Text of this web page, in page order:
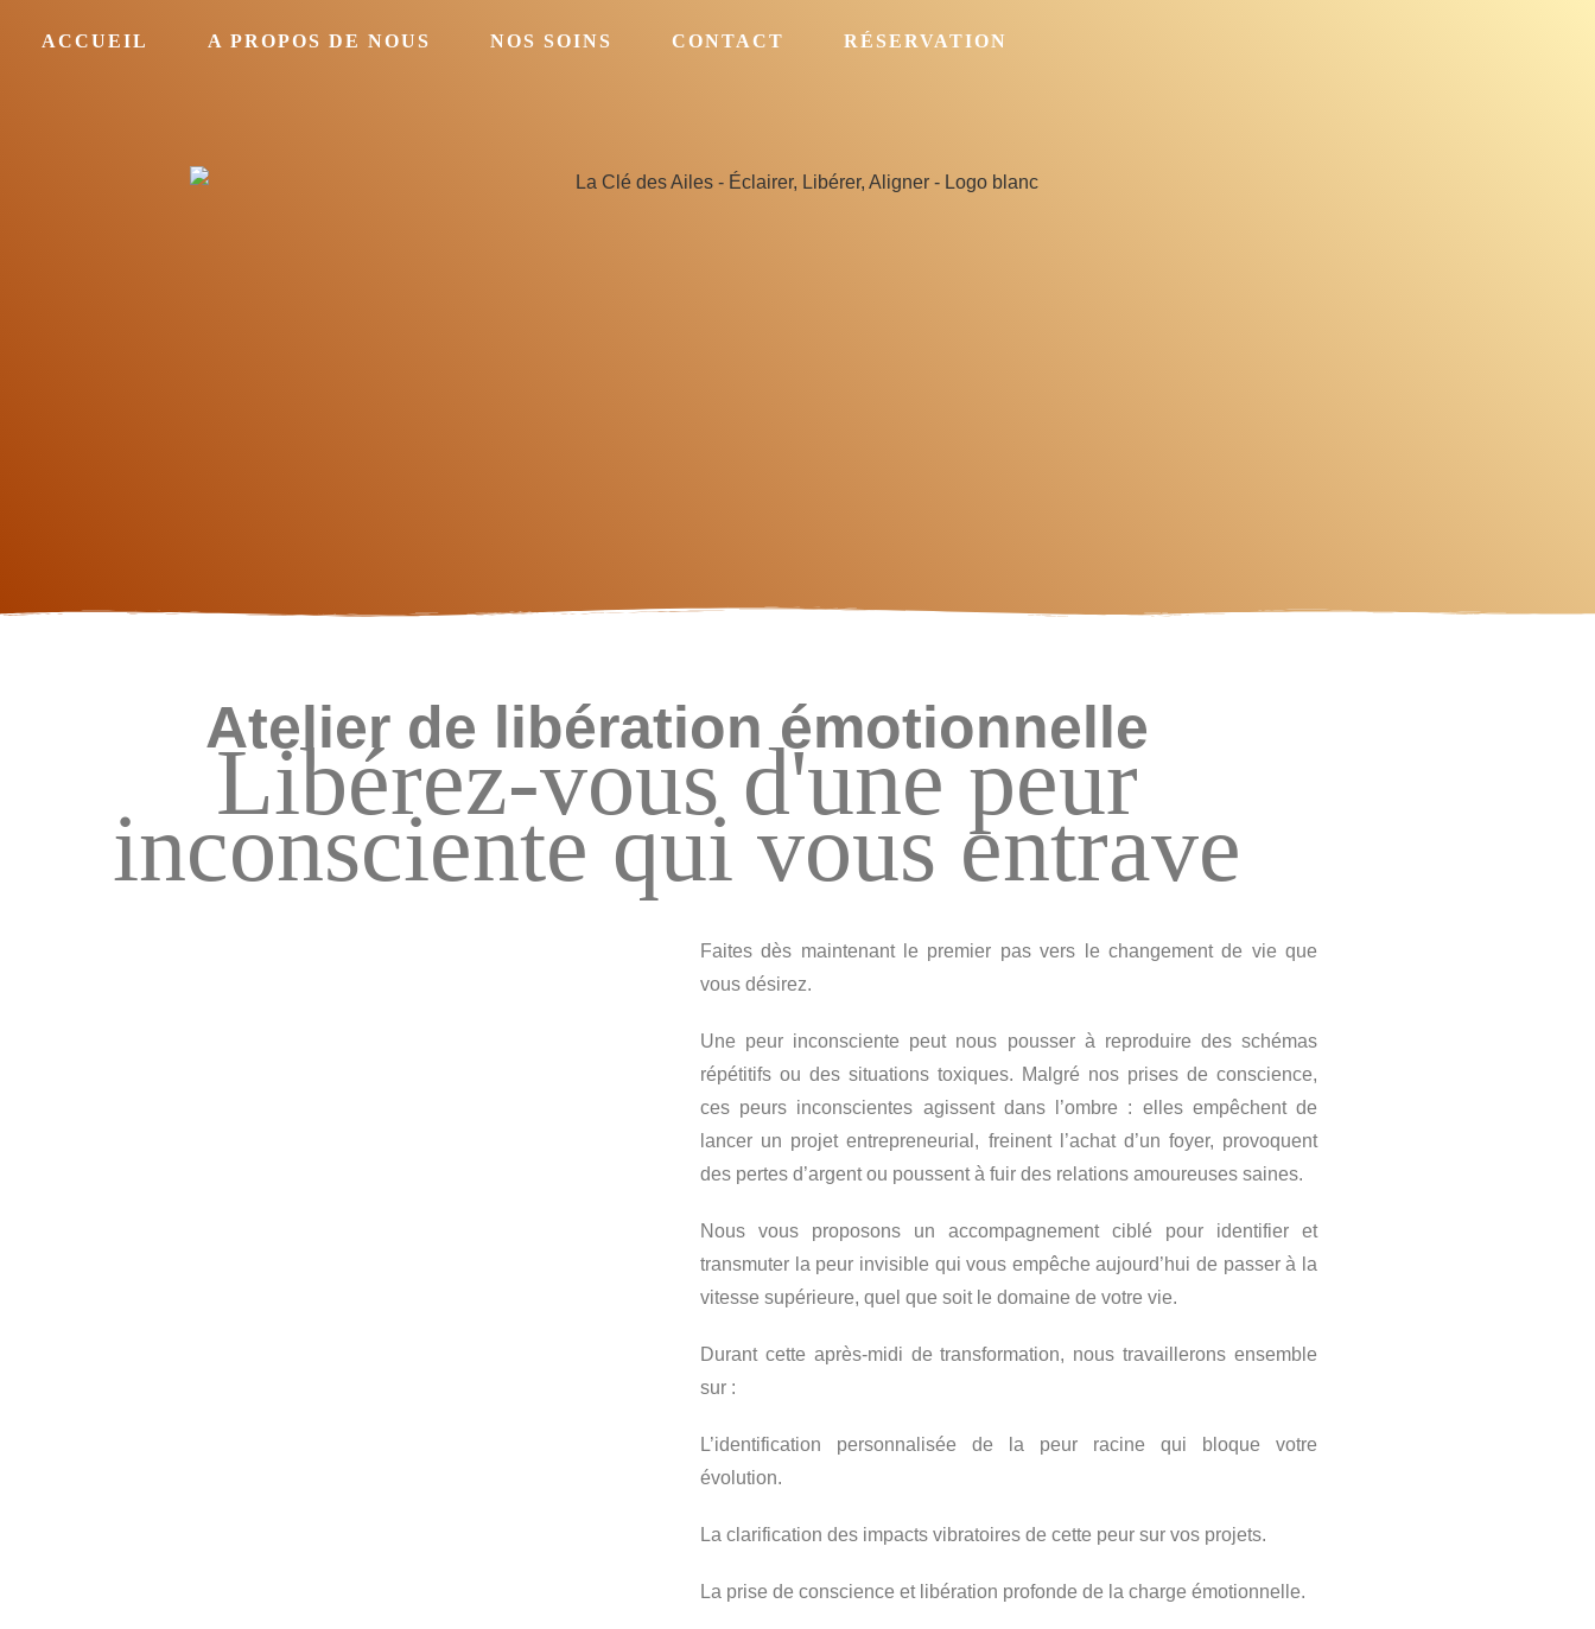
ACCUEIL A PROPOS DE NOUS NOS SOINS CONTACT RÉSERVATION
Atelier de libération émotionnelle
Libérez-vous d'une peur
inconsciente qui vous entrave
Faites dès maintenant le premier pas vers le changement de vie que
vous désirez.
Une peur inconsciente peut nous pousser à reproduire des schémas
répétitifs ou des situations toxiques. Malgré nos prises de conscience,
ces peurs inconscientes agissent dans l’ombre : elles empêchent de
lancer un projet entrepreneurial, freinent l’achat d’un foyer, provoquent
des pertes d’argent ou poussent à fuir des relations amoureuses saines.
Nous vous proposons un accompagnement ciblé pour identifier et
transmuter la peur invisible qui vous empêche aujourd’hui de passer à la
vitesse supérieure, quel que soit le domaine de votre vie.
Durant cette après-midi de transformation, nous travaillerons ensemble
sur :
L’identification personnalisée de la peur racine qui bloque votre
évolution.
La clarification des impacts vibratoires de cette peur sur vos projets.
La prise de conscience et libération profonde de la charge émotionnelle.